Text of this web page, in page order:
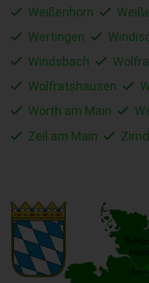
Weißenhorn
Wertingen
Windsbach
Wolfratshausen
Wörth am Main
Zeil am Main